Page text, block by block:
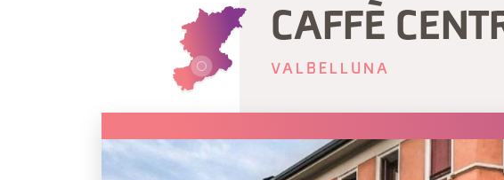
CAFFÈ
VALBELLUNA